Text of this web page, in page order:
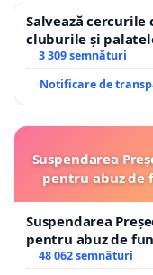
Salvează
cluburile și
3 309 semnături
Notificare de
Suspendarea
pentru abuz de
Suspendarea
pentru abuz de
48 062 semnături